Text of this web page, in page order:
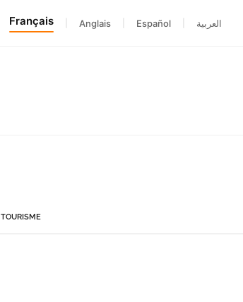
Français Anglais Español العربية
TOURISME